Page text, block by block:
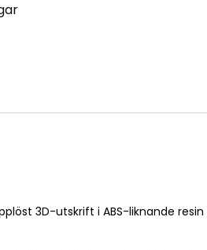
3D-utskrift i ABS-liknande